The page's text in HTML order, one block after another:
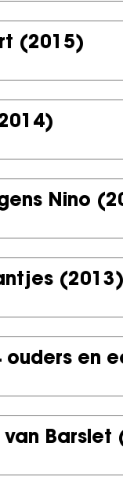
(2015)
Nino
(2013)
ouders en
van Barslet